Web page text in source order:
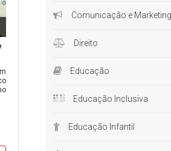
elas
Comunicação e Marketing
Direito
Educação
Educação Inclusiva
Educação Infantil